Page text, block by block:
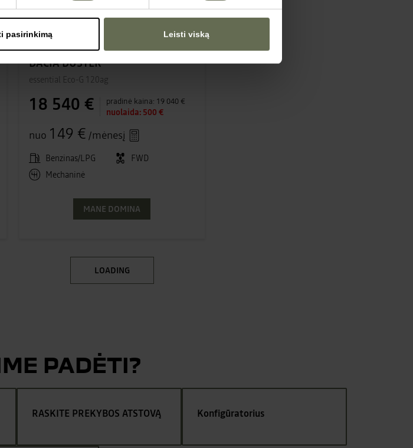
pasirinkimą Leisti viską
#8557A_26
DACIA DUSTER
essential Eco-G 120ag
18 540 € pradinė kaina: 19 040 €
nuolaida: 500 €
nuo 149 € /mėnesį
Benzinas/LPG
FWD
Mechaninė
MANE DOMINA
LOADING
PADĖTI?
RASKITE PREKYBOS ATSTOVĄ Konfigūratorius